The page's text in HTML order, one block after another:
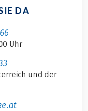
DA
Uhr
und der